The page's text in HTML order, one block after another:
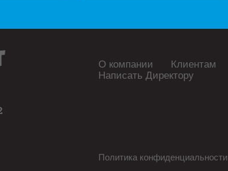
О компании Клиентам
Написать Директору
Политика конфиденциальности